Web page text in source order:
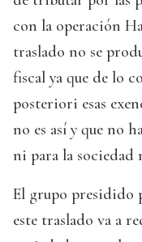
con la operación
traslado no se
fiscal ya que de lo
posteriori esas
no es así y que no
ni para la sociedad
El grupo presidido
este traslado va a